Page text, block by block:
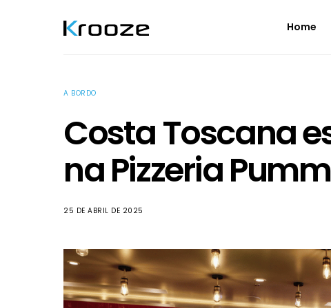
Home
A BORDO
Costa Toscana
na Pizzeria
25 DE ABRIL DE 2025